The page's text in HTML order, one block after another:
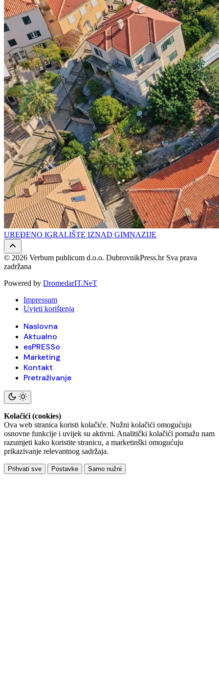
UREĐENO IGRALIŠTE IZNAD GIMNAZIJE
© 2026 Verbum publicum d.o.o. DubrovnikPress.hr Sva prava
zadržana
Powered by DromedarIT.NeT
Impressum
Uvjeti korištenja
Naslovna
Aktualno
esPRESSo
Marketing
Kontakt
Pretraživanje
Kolačići (cookies)
Ova web stranica koristi kolačiće. Nužni kolačići omogućuju
osnovne funkcije i uvijek su aktivni. Analitički kolačići pomažu nam
razumjeti kako koristite stranicu, a marketinški omogućuju
prikazivanje relevantnog sadržaja.
Prihvati sve Postavke Samo nužni